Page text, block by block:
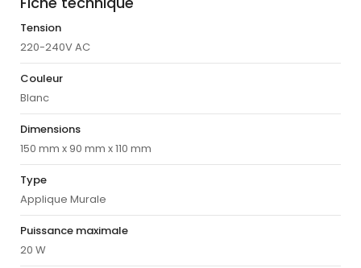
Tension
220-240V AC
Couleur
Blanc
Dimensions
150 mm x 90 mm x 110 mm
Type
Applique Murale
Puissance maximale
20 W